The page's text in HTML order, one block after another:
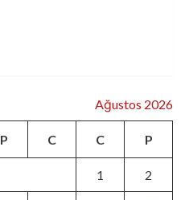
Ağustos 2026
P C C P
1 2